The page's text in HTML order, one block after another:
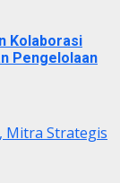
Kolaborasi
Pengelolaan
Mitra Strategis